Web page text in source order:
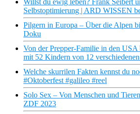
Willst du ewig leben? Frank Seibert
Selbstoptimierung | ARD WISSEN
Pilgern in Europa – Über die Alpen
Doku
Von der Prepper-Familie in den
mit 52 Kindern von 12
Welche skurrilen Fakten kennst du
#Oktoberfest #galileo #reel
Solo Sex – Von Menschen und
ZDF 2023